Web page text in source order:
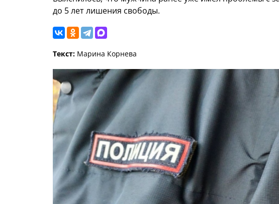
до 5 лет лишения свободы.
Текст: Марина Корнева